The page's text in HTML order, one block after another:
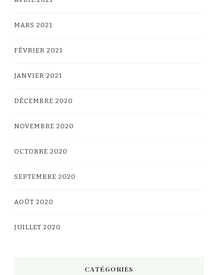
MARS 2021
FÉVRIER 2021
JANVIER 2021
DÉCEMBRE 2020
NOVEMBRE 2020
OCTOBRE 2020
SEPTEMBRE 2020
AOÛT 2020
JUILLET 2020
CATÉGORIES